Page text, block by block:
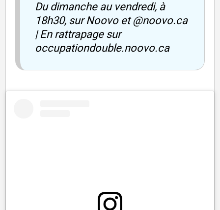
Du dimanche au vendredi, à
18h30, sur Noovo et @noovo.ca
| En rattrapage sur
occupationdouble.noovo.ca